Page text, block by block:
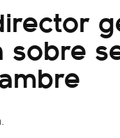
sobre